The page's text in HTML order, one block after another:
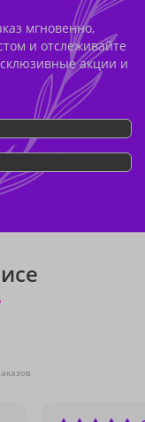
мгновенно,
и отслеживайте
акции и